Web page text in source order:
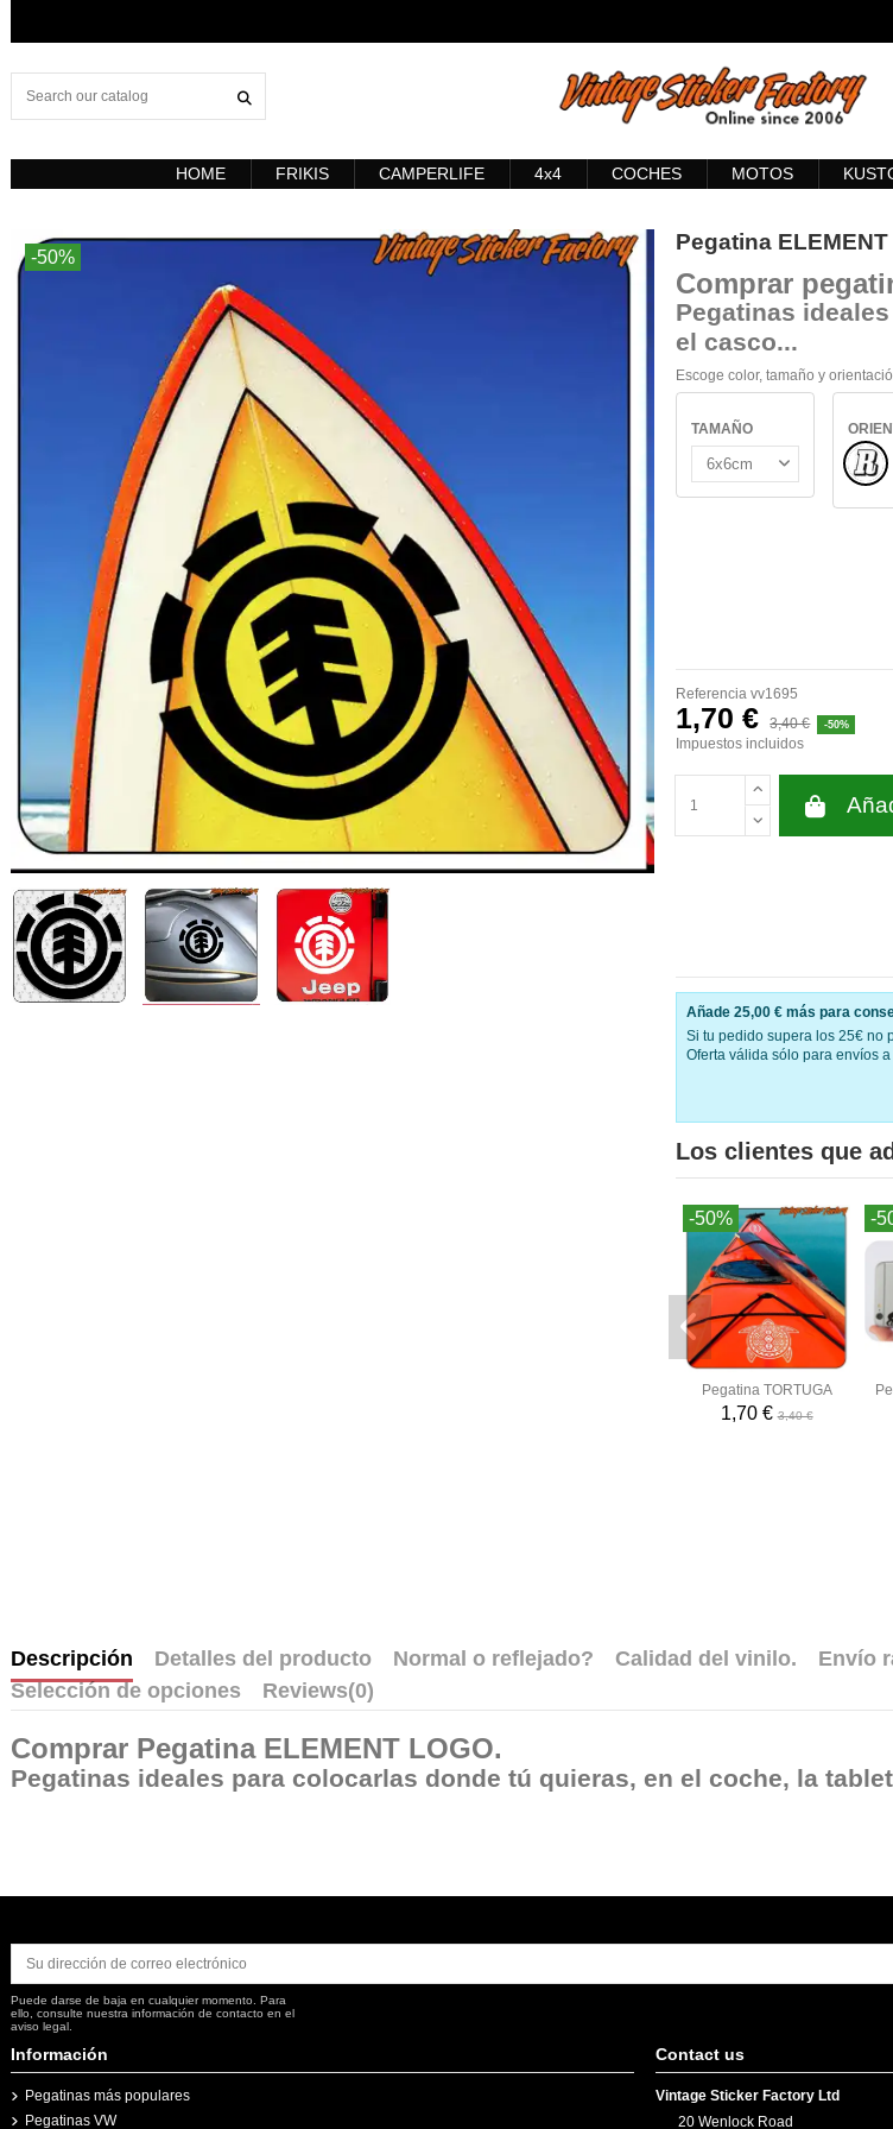
HOME FRIKIS CAMPERLIFE 4x4 COCHES MOTOS
-50%
Pegatina ELEMENT
Comprar
Pegatinas
el casco...
Escoge color, tamaño y
TAMAÑO
Referencia vv1695
1,70 € 3,40 € -50%
Impuestos incluidos
Añade 25,00 € más para
Si tu pedido supera los 25€ no
Oferta válida sólo para envíos
Los clientes que
-50%
Pegatina TORTUGA
1,70 €3,40 €
-
Descripción Detalles del producto Normal o reflejado? Calidad del vinilo. Envío
Selección de opciones
Reviews(0)
Comprar Pegatina ELEMENT LOGO.
Pegatinas ideales para colocarlas donde tú quieras, en el coche, la
Puede darse de baja en cualquier momento. Para
ello, consulte nuestra información de contacto en el
aviso legal.
Información
Pegatinas más populares
Pegatinas VW
Contact us
Vintage Sticker Factory Ltd
20 Wenlock Road